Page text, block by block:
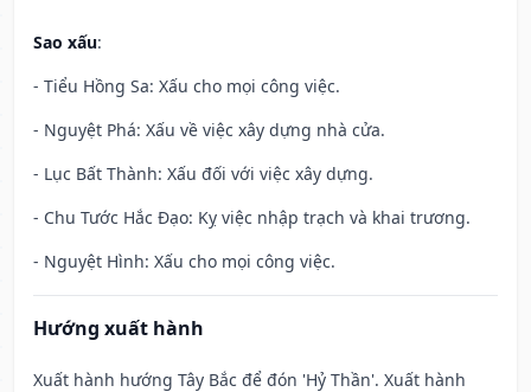
Sao xấu:
- Tiểu Hồng Sa: Xấu cho mọi công việc.
- Nguyệt Phá: Xấu về việc xây dựng nhà cửa.
- Lục Bất Thành: Xấu đối với việc xây dựng.
- Chu Tước Hắc Đạo: Kỵ việc nhập trạch và khai trương.
- Nguyệt Hình: Xấu cho mọi công việc.
Hướng xuất hành
Xuất hành hướng Tây Bắc để đón 'Hỷ Thần'. Xuất hành